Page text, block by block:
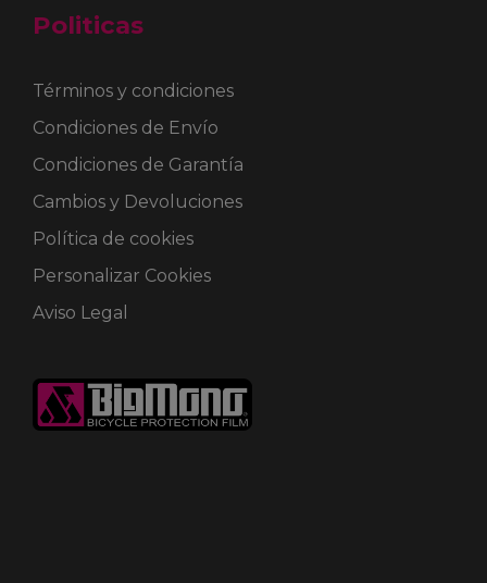
Politicas
Términos y condiciones
Condiciones de Envío
Condiciones de Garantía
Cambios y Devoluciones
Política de cookies
Personalizar Cookies
Aviso Legal